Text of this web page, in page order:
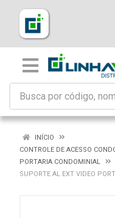
INÍCIO
CONTROLE DE ACESSO
PORTARIA CONDOMINIAL
SUPORTE AL EXT VIDEO